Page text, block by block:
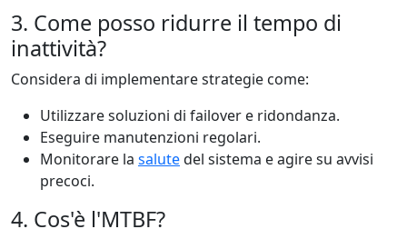
3. Come posso ridurre il tempo di
inattività?
Considera di implementare strategie come:
Utilizzare soluzioni di failover e ridondanza.
Eseguire manutenzioni regolari.
Monitorare la salutedel sistema e agire su avvisi
precoci.
4. Cos'è l'MTBF?